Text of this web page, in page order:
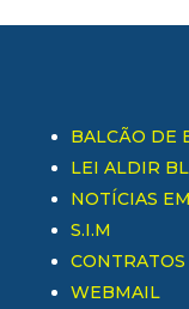
BALCÃO DE
LEI ALDIR
NOTÍCIAS
S.I.M
WEBMAIL